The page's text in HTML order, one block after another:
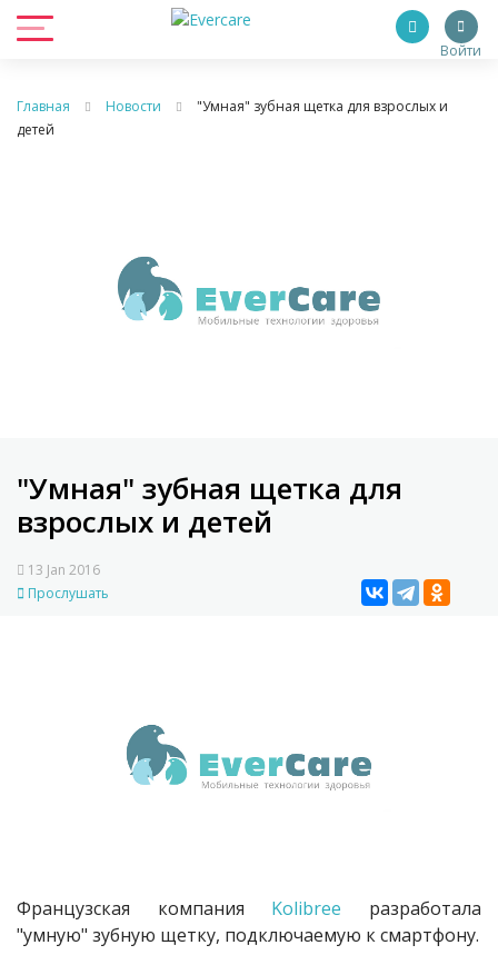
Войти
Главная Новости
"Умная" зубная щетка для взрослых и
детей
"Умная" зубная щетка для
взрослых и детей
13 Jan 2016
Прослушать
Французская компания Kolibree разработала
"умную" зубную щетку, подключаемую к смартфону.